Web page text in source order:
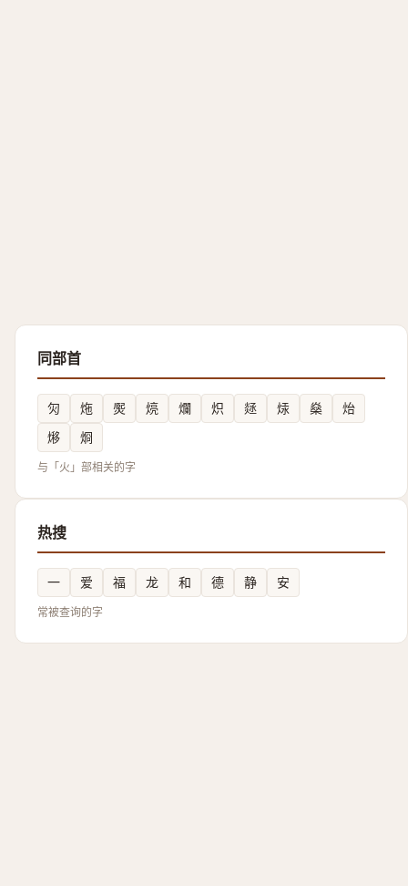
同部首
灳 炧 㷩 煷 爛 炽 㷥 㶹 燊
炲
熪
烱
与「火」部相关的字
热搜
一 爱 福 龙 和 德 静 安
常被查询的字